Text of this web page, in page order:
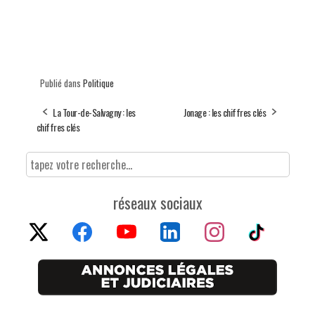
Publié dans Politique
La Tour-de-Salvagny : les
chiffres clés
Jonage : les chiffres clés
réseaux sociaux